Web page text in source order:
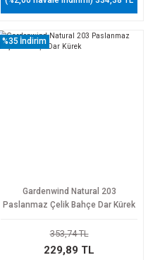
%35 İndirim
Gardenwind Natural 203
Paslanmaz Çelik Bahçe Dar Kürek
353,74 TL
229,89 TL